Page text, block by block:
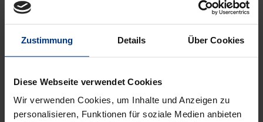
Zustimmung Details Über Cookies
Diese Webseite verwendet Cookies
Wir verwenden Cookies, um Inhalte und Anzeigen zu
personalisieren, Funktionen für soziale Medien anbieten
Bibliographical data
978-3-935556-66-8